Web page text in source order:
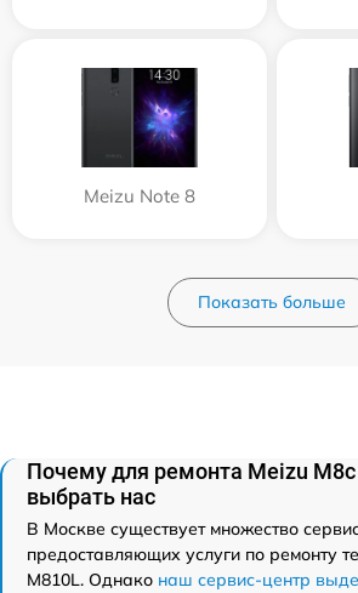
Meizu Note 8
Показать больше
Почему для ремонта Meizu M8c
выбрать нас
В Москве существует множество
предоставляющих услуги по ремонту
M810L. Однако наш сервис-центр